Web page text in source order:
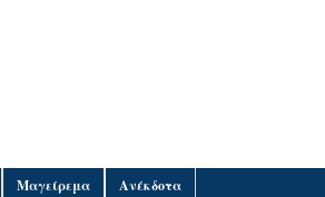
Μαγείρεμα Ανέκδοτα